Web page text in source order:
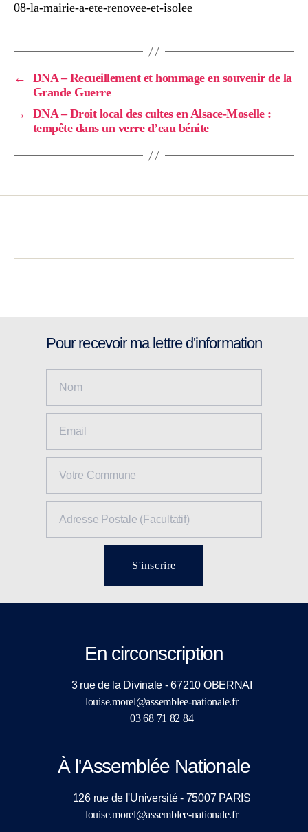
08-la-mairie-a-ete-renovee-et-isolee
←
DNA – Recueillement et hommage en souvenir de la
Grande Guerre
→
DNA – Droit local des cultes en Alsace-Moselle :
tempête dans un verre d’eau bénite
Pour recevoir ma lettre d'information
S'inscrire
En circonscription
3 rue de la Divinale - 67210 OBERNAI
louise.morel@assemblee-nationale.fr
03 68 71 82 84
À l'Assemblée Nationale
126 rue de l'Université - 75007 PARIS
louise.morel@assemblee-nationale.fr